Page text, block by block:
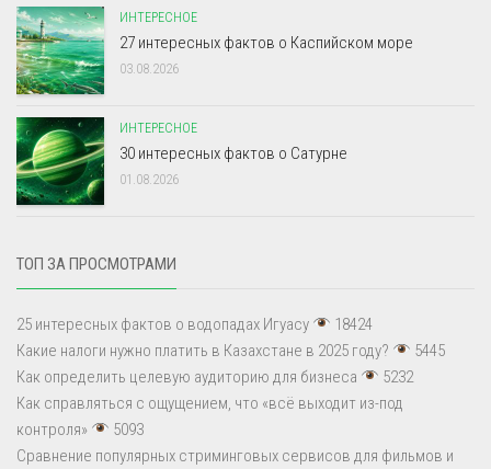
ИНТЕРЕСНОЕ
27 интересных фактов о Каспийском море
03.08.2026
ИНТЕРЕСНОЕ
30 интересных фактов о Сатурне
01.08.2026
ТОП ЗА ПРОСМОТРАМИ
25 интересных фактов о водопадах Игуасу
18424
Какие налоги нужно платить в Казахстане в 2025 году?
5445
Как определить целевую аудиторию для бизнеса
5232
Как справляться с ощущением, что «всё выходит из-под
контроля»
5093
Сравнение популярных стриминговых сервисов для фильмов и